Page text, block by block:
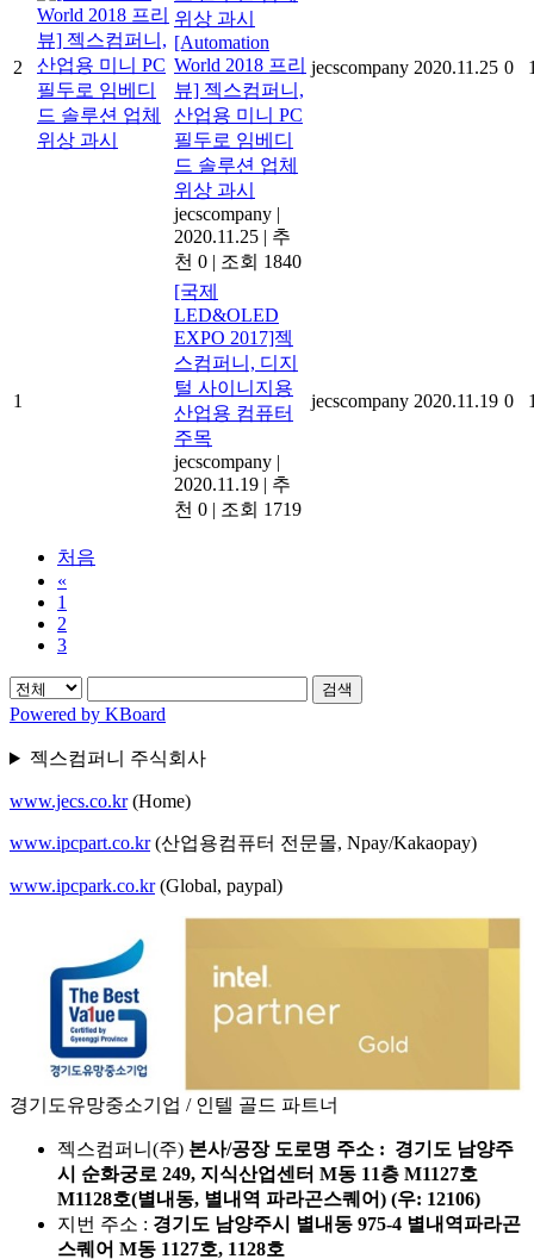
2
[Automation
World 2018 프리
뷰] 젝스컴퍼니,
산업용 미니 PC
필두로 임베디
드 솔루션 업체
위상 과시
jecscompany |
2020.11.25 | 추
천 0 | 조회 1840
jecscompany 2020.11.25 0
1
[국제
LED&OLED
EXPO 2017]젝
스컴퍼니, 디지
털 사이니지용
산업용 컴퓨터
주목
jecscompany |
2020.11.19 | 추
천 0 | 조회 1719
jecscompany 2020.11.19 0
처음
«
1
2
3
검색
Powered by KBoard
젝스컴퍼니 주식회사
www.jecs.co.kr(Home)
www.ipcpart.co.kr(산업용컴퓨터 전문몰, Npay/Kakaopay)
www.ipcpark.co.kr(Global, paypal)
경기도유망중소기업 / 인텔 골드 파트너
젝스컴퍼니(주) 본사/공장 도로명 주소 : 경기도 남양주
시 순화궁로 249, 지식산업센터 M동 11층 M1127호
M1128호(별내동, 별내역 파라곤스퀘어) (우: 12106)
지번 주소 : 경기도 남양주시 별내동 975-4 별내역파라곤
스퀘어 M동 1127호, 1128호